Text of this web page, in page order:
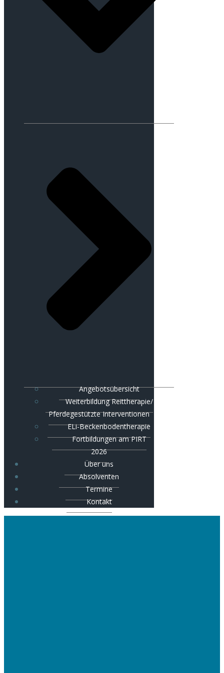
Angebotsübersicht
Weiterbildung Reittherapie/
Pferdegestützte Interventionen
ELi-Beckenbodentherapie
Fortbildungen am PIRT
2026
Über uns
Absolventen
Termine
Kontakt